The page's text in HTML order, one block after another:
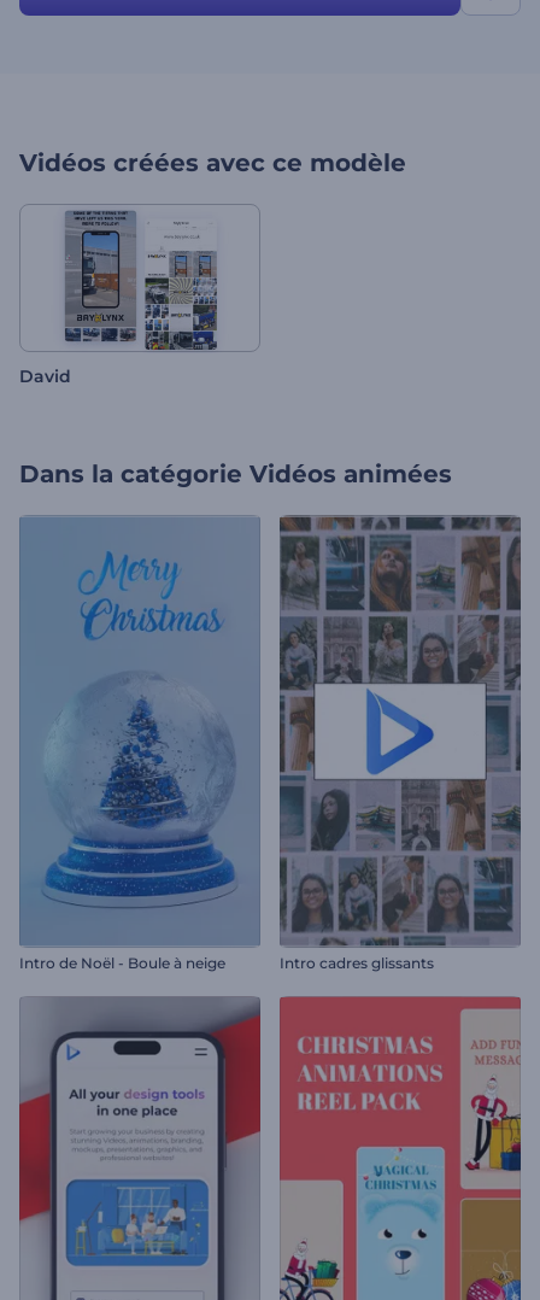
Vidéos créées avec ce modèle
David
Dans la catégorie Vidéos animées
Intro de Noël - Boule à neige Intro cadres glissants